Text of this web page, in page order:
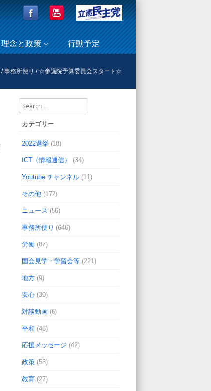
理念と政策 行動予定
/事務所便り / ☆参議院予算委員会スタート☆
Search
カテゴリー
2022選挙 (18)
ICT（情報通信） (34)
Youtube チャンネル (11)
その他 (172)
ニュース (56)
事務所便り (646)
労働 (87)
国会見学・学習会等 (221)
地方 (9)
安心 (30)
対談動画 (6)
平和 (46)
応援メッセージ (42)
政策 (58)
教育 (27)